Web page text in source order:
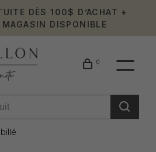
DÈS 100$ D’ACHAT +
MAGASIN DISPONIBLE
0